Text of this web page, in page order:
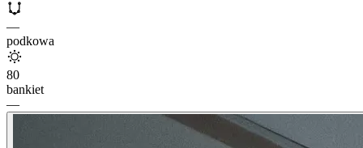
—
podkowa
80
bankiet
—